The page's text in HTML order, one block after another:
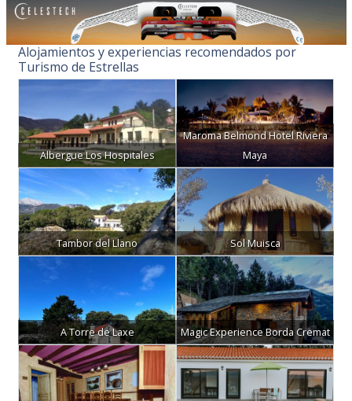
Alojamientos y experiencias recomendados por
Turismo de Estrellas
Albergue Los Hospitales
Maroma Belmond Hotel Riviera
Maya
Tambor del Llano Sol Muisca
A Torre de Laxe Magic Experience Borda Cremat